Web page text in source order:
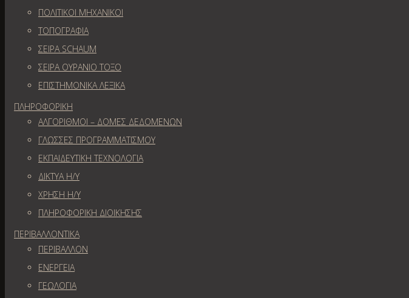
ΠΟΛΙΤΙΚΟΙ ΜΗΧΑΝΙΚΟΙ
ΤΟΠΟΓΡΑΦΙΑ
ΣΕΙΡΑ SCHAUM
ΣΕΙΡΑ ΟΥΡΑΝΙΟ ΤΟΞΟ
ΕΠΙΣΤΗΜΟΝΙΚΑ ΛΕΞΙΚΑ
ΠΛΗΡΟΦΟΡΙΚΗ
ΑΛΓΟΡΙΘΜΟΙ – ΔΟΜΕΣ ΔΕΔΟΜΕΝΩΝ
ΓΛΩΣΣΕΣ ΠΡΟΓΡΑΜΜΑΤΙΣΜΟΥ
ΕΚΠΑΙΔΕΥΤΙΚΗ ΤΕΧΝΟΛΟΓΙΑ
ΔΙΚΤΥΑ Η/Υ
ΧΡΗΣΗ Η/Υ
ΠΛΗΡΟΦΟΡΙΚΗ ΔΙΟΙΚΗΣΗΣ
ΠΕΡΙΒΑΛΛΟΝΤΙΚΑ
ΠΕΡΙΒΑΛΛΟΝ
ΕΝΕΡΓΕΙΑ
ΓΕΩΛOΓΙΑ